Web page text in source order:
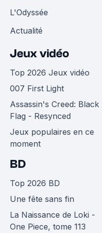
L'Odyssée
Actualité
Jeux vidéo
Top 2026 Jeux vidéo
007 First Light
Assassin's Creed: Black
Flag - Resynced
Jeux populaires en ce
moment
BD
Top 2026 BD
Une fête sans fin
La Naissance de Loki -
One Piece, tome 113